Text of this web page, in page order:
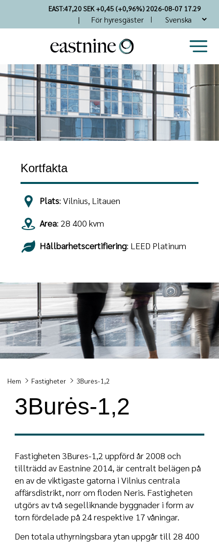
EAST:47,20 SEK +0,45 (+0,96%) 2026-08-07 17.29
Top
För hyresgäster
Kortfakta
Plats: Vilnius, Litauen
Area: 28 400 kvm
Hållbarhetscertifiering: LEED Platinum
Breadcrumb
Hem Fastigheter 3Burės-1,2
3Burės-1,2
Fastigheten 3Bures-1,2 uppförd år 2008 och
tillträdd av Eastnine 2014, är centralt belägen på
en av de viktigaste gatorna i Vilnius centrala
affärsdistrikt, norr om floden Neris. Fastigheten
utgörs av två segelliknande byggnader i form av
torn fördelade på 24 respektive 17 våningar.
Den totala uthyrningsbara ytan uppgår till 28 400